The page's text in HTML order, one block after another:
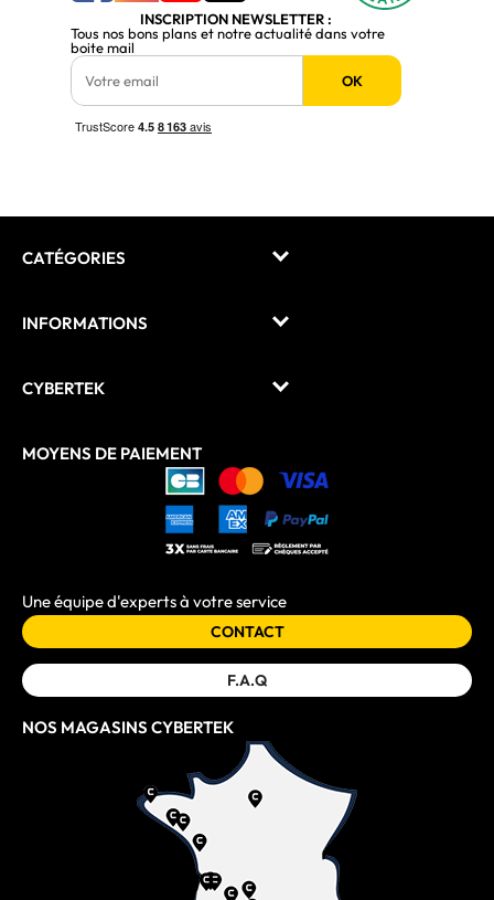
INSCRIPTION NEWSLETTER :
Tous nos bons plans et notre actualité dans votre
boite mail
OK
CATÉGORIES
INFORMATIONS
CYBERTEK
MOYENS DE PAIEMENT
Une équipe d'experts à votre service
CONTACT
F.A.Q
NOS MAGASINS CYBERTEK